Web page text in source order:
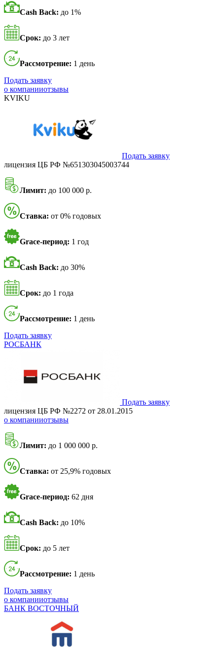
Cash Back: до 1%
Срок: до 3 лет
Рассмотрение: 1 день
Подать заявку
о компанииотзывы
KVIKU
Подать заявку
лицензия ЦБ РФ №651303045003744
Лимит: до 100 000 р.
Ставка: от 0% годовых
Grace-период: 1 год
Cash Back: до 30%
Срок: до 1 года
Рассмотрение: 1 день
Подать заявку
РОСБАНК
Подать заявку
лицензия ЦБ РФ №2272 от 28.01.2015
о компанииотзывы
Лимит: до 1 000 000 р.
Ставка: от 25,9% годовых
Grace-период: 62 дня
Cash Back: до 10%
Срок: до 5 лет
Рассмотрение: 1 день
Подать заявку
о компанииотзывы
БАНК ВОСТОЧНЫЙ